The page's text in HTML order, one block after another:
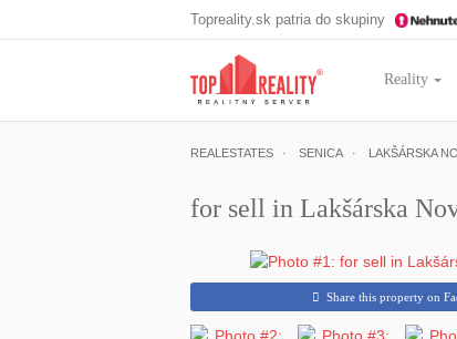
Topreality.sk patria do skupiny
Reality
REALESTATES SENICA LAKŠÁRSKA
for sell in Lakšárska
Share this property on